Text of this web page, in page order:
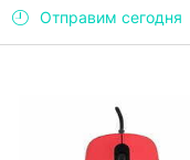
Отправим сегодня